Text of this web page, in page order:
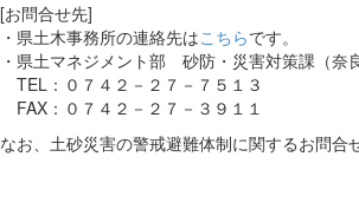
[お問合せ先]
・県土木事務所の連絡先はこちらです。
・県土マネジメント部 砂防・災害対策課（奈
TEL：０７４２－２７－７５１３
FAX：０７４２－２７－３９１１
なお、土砂災害の警戒避難体制に関するお問